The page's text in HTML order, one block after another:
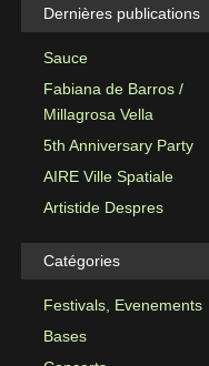
Dernières publications
Sauce
Fabiana de Barros /
Millagrosa Vella
5th Anniversary Party
AIRE Ville Spatiale
Artistide Despres
Catégories
Festivals, Evenements
Bases